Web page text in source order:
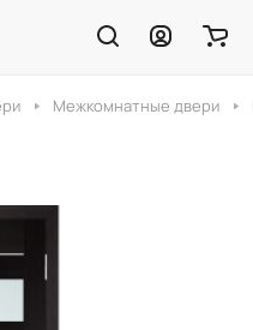
Межкомнатные двери